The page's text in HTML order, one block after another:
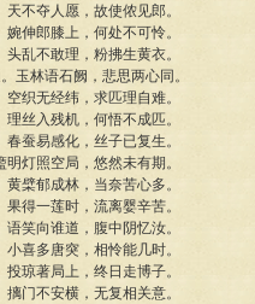
不夺人愿，故使侬见郎。
伸郎膝上，何处不可怜。
乱不敢理，粉拂生黄衣。
玉林语石阙，悲思两心同。
织无经纬，求匹理自难。
丝入残机，何悟不成匹。
蚕易感化，丝子已复生。
灯照空局，悠然未有期。
檗郁成林，当奈苦心多。
得一莲时，流离婴辛苦。
笑向谁道，腹中阴忆汝。
喜多唐突，相怜能几时。
琼著局上，终日走博子。
门不安横，无复相关意。